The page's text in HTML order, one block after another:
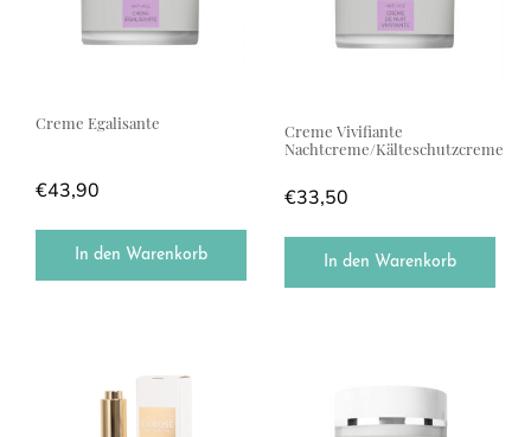
Creme Egalisante
€43,90
In den Warenkorb
Creme Vivifiante
Nachtcreme/Kälteschutzcreme
€33,50
In den Warenkorb